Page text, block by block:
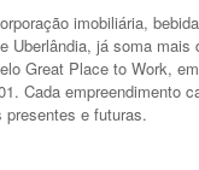
imobiliária,
já soma mais
Great Place to Work,
Cada empreendimento
presentes e futuras.